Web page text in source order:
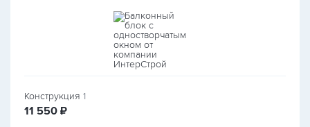
Конструкция 1
11 550 руб.
₽